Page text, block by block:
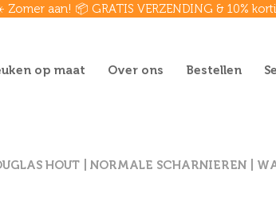
aan! 📦 GRATIS VERZENDING & 10%
op maat Over ons Bestellen
HOUT | NORMALE SCHARNIEREN |